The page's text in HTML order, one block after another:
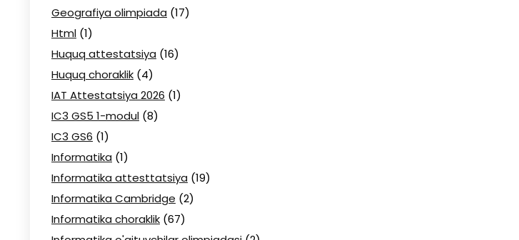
Geografiya olimpiada (17)
Html (1)
Huquq attestatsiya (16)
Huquq choraklik (4)
IAT Attestatsiya 2026 (1)
IC3 GS5 1-modul (8)
IC3 GS6 (1)
Informatika (1)
Informatika attesttatsiya (19)
Informatika Cambridge (2)
Informatika choraklik (67)